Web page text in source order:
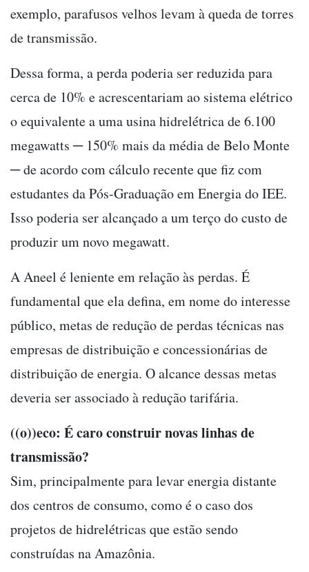
exemplo, parafusos velhos levam à queda de torres
de transmissão.
Dessa forma, a perda poderia ser reduzida para
cerca de 10% e acrescentariam ao sistema elétrico
o equivalente a uma usina hidrelétrica de 6.100
megawatts ─ 150% mais da média de Belo Monte
─ de acordo com cálculo recente que fiz com
estudantes da Pós-Graduação em Energia do IEE.
Isso poderia ser alcançado a um terço do custo de
produzir um novo megawatt.
A Aneel é leniente em relação às perdas. É
fundamental que ela defina, em nome do interesse
público, metas de redução de perdas técnicas nas
empresas de distribuição e concessionárias de
distribuição de energia. O alcance dessas metas
deveria ser associado à redução tarifária.
((o))eco: É caro construir novas linhas de
transmissão?
Sim, principalmente para levar energia distante
dos centros de consumo, como é o caso dos
projetos de hidrelétricas que estão sendo
construídas na Amazônia.